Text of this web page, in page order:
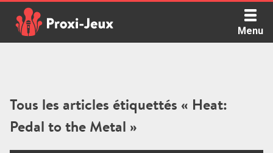
content
Menu
Tous les articles étiquettés « Heat:
Pedal to the Metal »